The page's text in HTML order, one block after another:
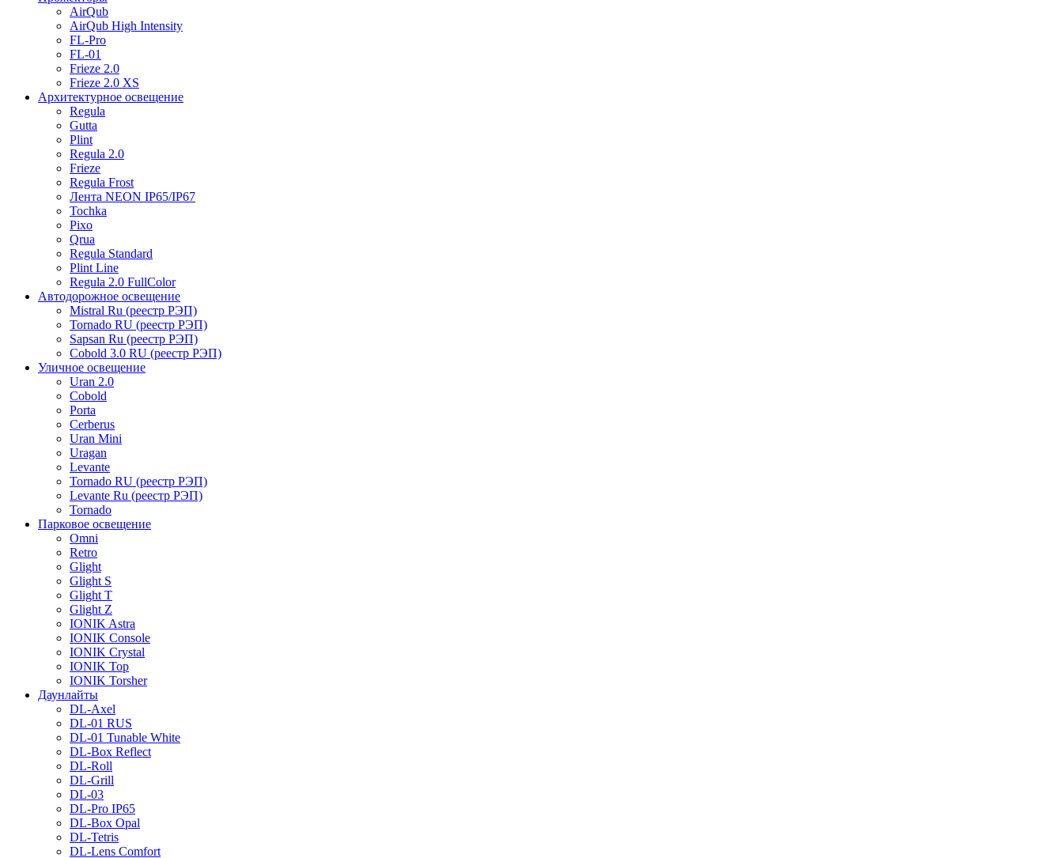
AirQub
AirQub High Intensity
FL-Pro
FL-01
Frieze 2.0
Frieze 2.0 XS
Архитектурное освещение
Regula
Gutta
Plint
Regula 2.0
Frieze
Regula Frost
Лента NEON IP65/IP67
Tochka
Pixo
Qrua
Regula Standard
Plint Line
Regula 2.0 FullColor
Автодорожное освещение
Mistral Ru (реестр РЭП)
Tornado RU (реестр РЭП)
Sapsan Ru (реестр РЭП)
Cobold 3.0 RU (реестр РЭП)
Уличное освещение
Uran 2.0
Cobold
Porta
Cerberus
Uran Mini
Uragan
Levante
Tornado RU (реестр РЭП)
Levante Ru (реестр РЭП)
Tornado
Парковое освещение
Omni
Retro
Glight
Glight S
Glight T
Glight Z
IONIK Astra
IONIK Console
IONIK Crystal
IONIK Top
IONIK Torsher
Даунлайты
DL-Axel
DL-01 RUS
DL-01 Tunable White
DL-Box Reflect
DL-Roll
DL-Grill
DL-03
DL-Pro IP65
DL-Box Opal
DL-Tetris
DL-Lens Comfort